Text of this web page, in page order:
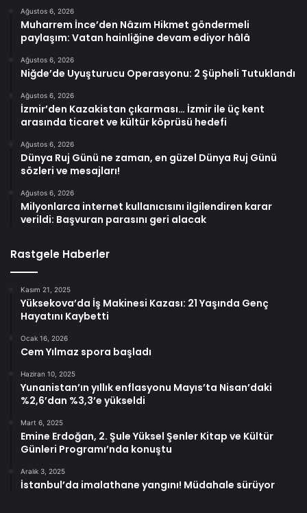
Ağustos 6, 2026
Muharrem İnce’den Nâzım Hikmet göndermeli
paylaşım: Vatan hainliğine devam ediyor hâlâ
Ağustos 6, 2026
Niğde’de Uyuşturucu Operasyonu: 2 Şüpheli Tutuklandı
Ağustos 6, 2026
İzmir’den Kazakistan çıkarması… İzmir ile üç kent
arasında ticaret ve kültür köprüsü hedefi
Ağustos 6, 2026
Dünya Ruj Günü ne zaman, en güzel Dünya Ruj Günü
sözleri ve mesajları!
Ağustos 6, 2026
Milyonlarca internet kullanıcısını ilgilendiren karar
verildi: Başvuran parasını geri alacak
Rastgele Haberler
Kasım 21, 2025
Yüksekova’da İş Makinesi Kazası: 21 Yaşında Genç
Hayatını Kaybetti
Ocak 16, 2026
Cem Yılmaz spora başladı
Haziran 10, 2025
Yunanistan’ın yıllık enflasyonu Mayıs’ta Nisan’daki
%2,6’dan %3,3’e yükseldi
Mart 6, 2025
Emine Erdoğan, 2. Şule Yüksel Şenler Kitap ve Kültür
Günleri Programı’nda konuştu
Aralık 3, 2025
İstanbul’da imalathane yangını! Müdahale sürüyor